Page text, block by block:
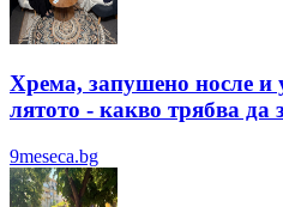
Хрема, запушено носле
лятотo - какво трябва да
9meseca.bg